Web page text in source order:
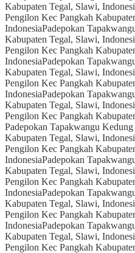
Kabupaten Tegal, Slawi,
Pengilon Kec Pangkah
IndonesiaPadepokan
Kabupaten Tegal, Slawi,
Pengilon Kec Pangkah
IndonesiaPadepokan
Kabupaten Tegal, Slawi,
Pengilon Kec Pangkah
IndonesiaPadepokan
Kabupaten Tegal, Slawi,
Pengilon Kec Pangkah
Padepokan Tapakwangu
Kabupaten Tegal, Slawi,
Pengilon Kec Pangkah
IndonesiaPadepokan
Kabupaten Tegal, Slawi,
Pengilon Kec Pangkah
IndonesiaPadepokan
Kabupaten Tegal, Slawi,
Pengilon Kec Pangkah
IndonesiaPadepokan
Kabupaten Tegal, Slawi,
Pengilon Kec Pangkah